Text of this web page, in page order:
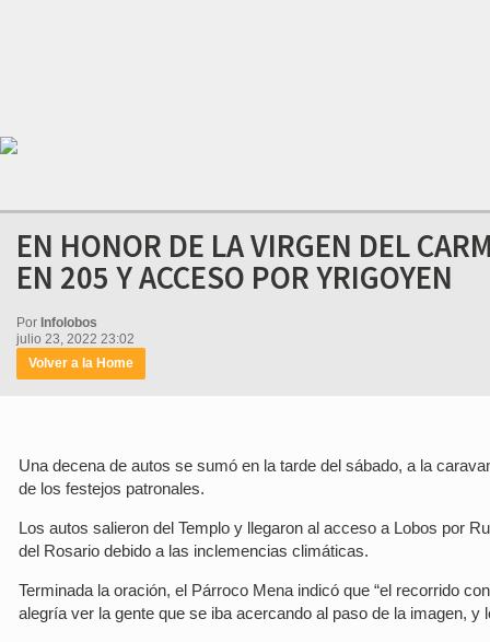
EN HONOR DE LA VIRGEN DEL
EN 205 Y ACCESO POR YRIGOYEN
Por Infolobos
julio 23, 2022 23:02
Volver a la Home
Una decena de autos se sumó en la tarde del sábado, a la
de los festejos patronales.
Los autos salieron del Templo y llegaron al acceso a Lobos por
del Rosario debido a las inclemencias climáticas.
Terminada la oración, el Párroco Mena indicó que “el recorrido
alegría ver la gente que se iba acercando al paso de la imagen,